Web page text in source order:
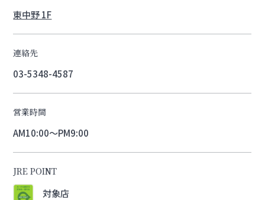
東中野 1F
連絡先
03-5348-4587
営業時間
AM10:00～PM9:00
JRE POINT
対象店